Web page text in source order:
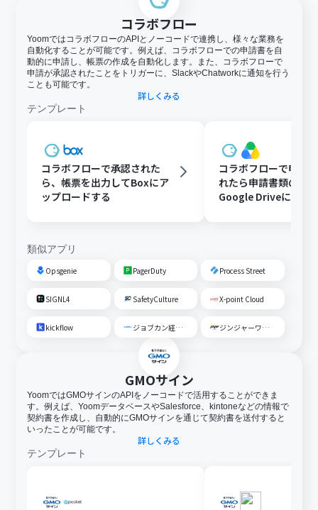
コラボフロー
YoomではコラボフローのAPIとノーコードで連携し、様々な業務を
自動化することが可能です。例えば、コラボフローでの申請書を自
動的に申請し、帳票の作成を自動化します。また、コラボフローで
申請が承認されたことをトリガーに、SlackやChatworkに通知を行う
ことも可能です。
詳しくみる
テンプレート
コラボフローで承認された
ら、帳票を出力してBoxにア
ップロードする
コラボフローで申請
れたら申請書類の
Google Driveにアッ
類似アプリ
Opsgenie PagerDuty Process Street
SIGNL4 SafetyCulture X-point Cloud
kickflow ジョブカン経費精算・ワークフロー ジンジャーワークフロー
GMOサイン
YoomではGMOサインのAPIをノーコードで活用することができま
す。例えば、YoomデータベースやSalesforce、kintoneなどの情報で
契約書を作成し、自動的にGMOサインを通じて契約書を送付すると
いったことが可能です。
詳しくみる
テンプレート